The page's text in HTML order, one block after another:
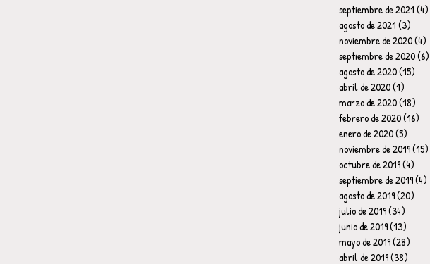
septiembre de 2021(4)
agosto de 2021(3)
noviembre de 2020(4)
septiembre de 2020(6)
agosto de 2020(15)
abril de 2020(1)
marzo de 2020(18)
febrero de 2020(16)
enero de 2020(5)
noviembre de 2019(15)
octubre de 2019(4)
septiembre de 2019(4)
agosto de 2019(20)
julio de 2019(34)
junio de 2019(13)
mayo de 2019(28)
abril de 2019(38)